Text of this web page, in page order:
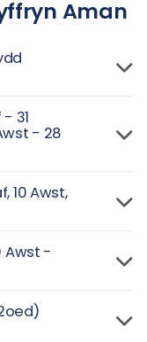
Aman
31
- 28
10 Awst,
Awst -